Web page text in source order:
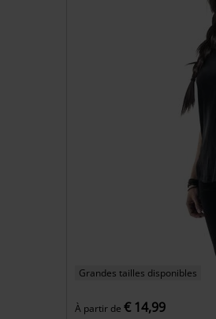
Grandes tailles disponibles
À partir de € 14,99